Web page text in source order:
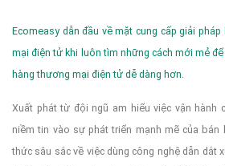
Ecomeasy dẫn đầu về mặt cung cấp giải
mại điện tử khi luôn tìm những cách mới mẻ
hàng thương mại điện tử dễ dàng hơn.
Xuất phát từ đội ngũ am hiểu việc vận hành
niềm tin vào sự phát triển mạnh mẽ của bán
thức sâu sắc về việc dùng công nghệ dẫn dắt